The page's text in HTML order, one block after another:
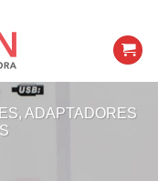
ADAPTADORES